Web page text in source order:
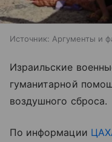
Источник: Аргументы и
Израильские
гуманитарной
воздушного сброса.
По информации